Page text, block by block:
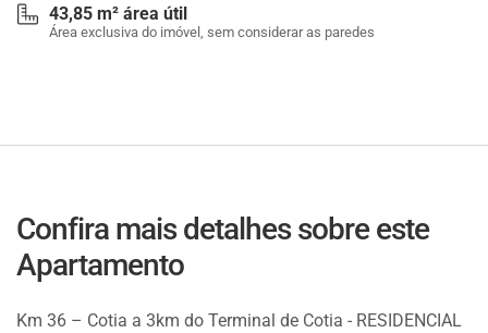
43,85 m² área útil
Área exclusiva do imóvel, sem considerar as paredes
Confira mais detalhes sobre este
Apartamento
Km 36 – Cotia a 3km do Terminal de Cotia - RESIDENCIAL